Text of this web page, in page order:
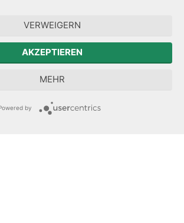
Integrationsbeauftragte
zur Aufarbeitung der SED-
VERWEIGERN
AKZEPTIEREN
MEHR
by